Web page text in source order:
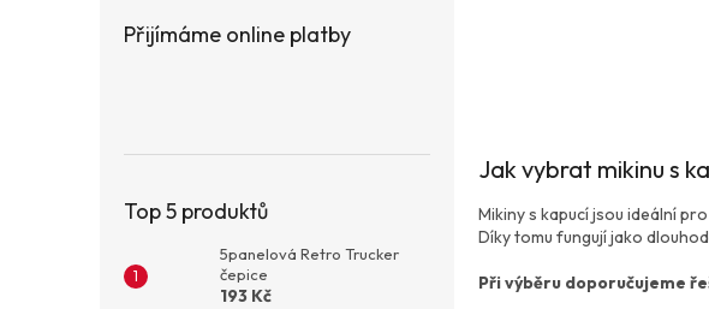
Přijímáme online platby
Top 5 produktů
5panelová Retro Trucker
čepice
193 Kč
Jak vybrat mikinu s
Mikiny s kapucí jsou ideální
Díky tomu fungují jako
Při výběru doporučujeme